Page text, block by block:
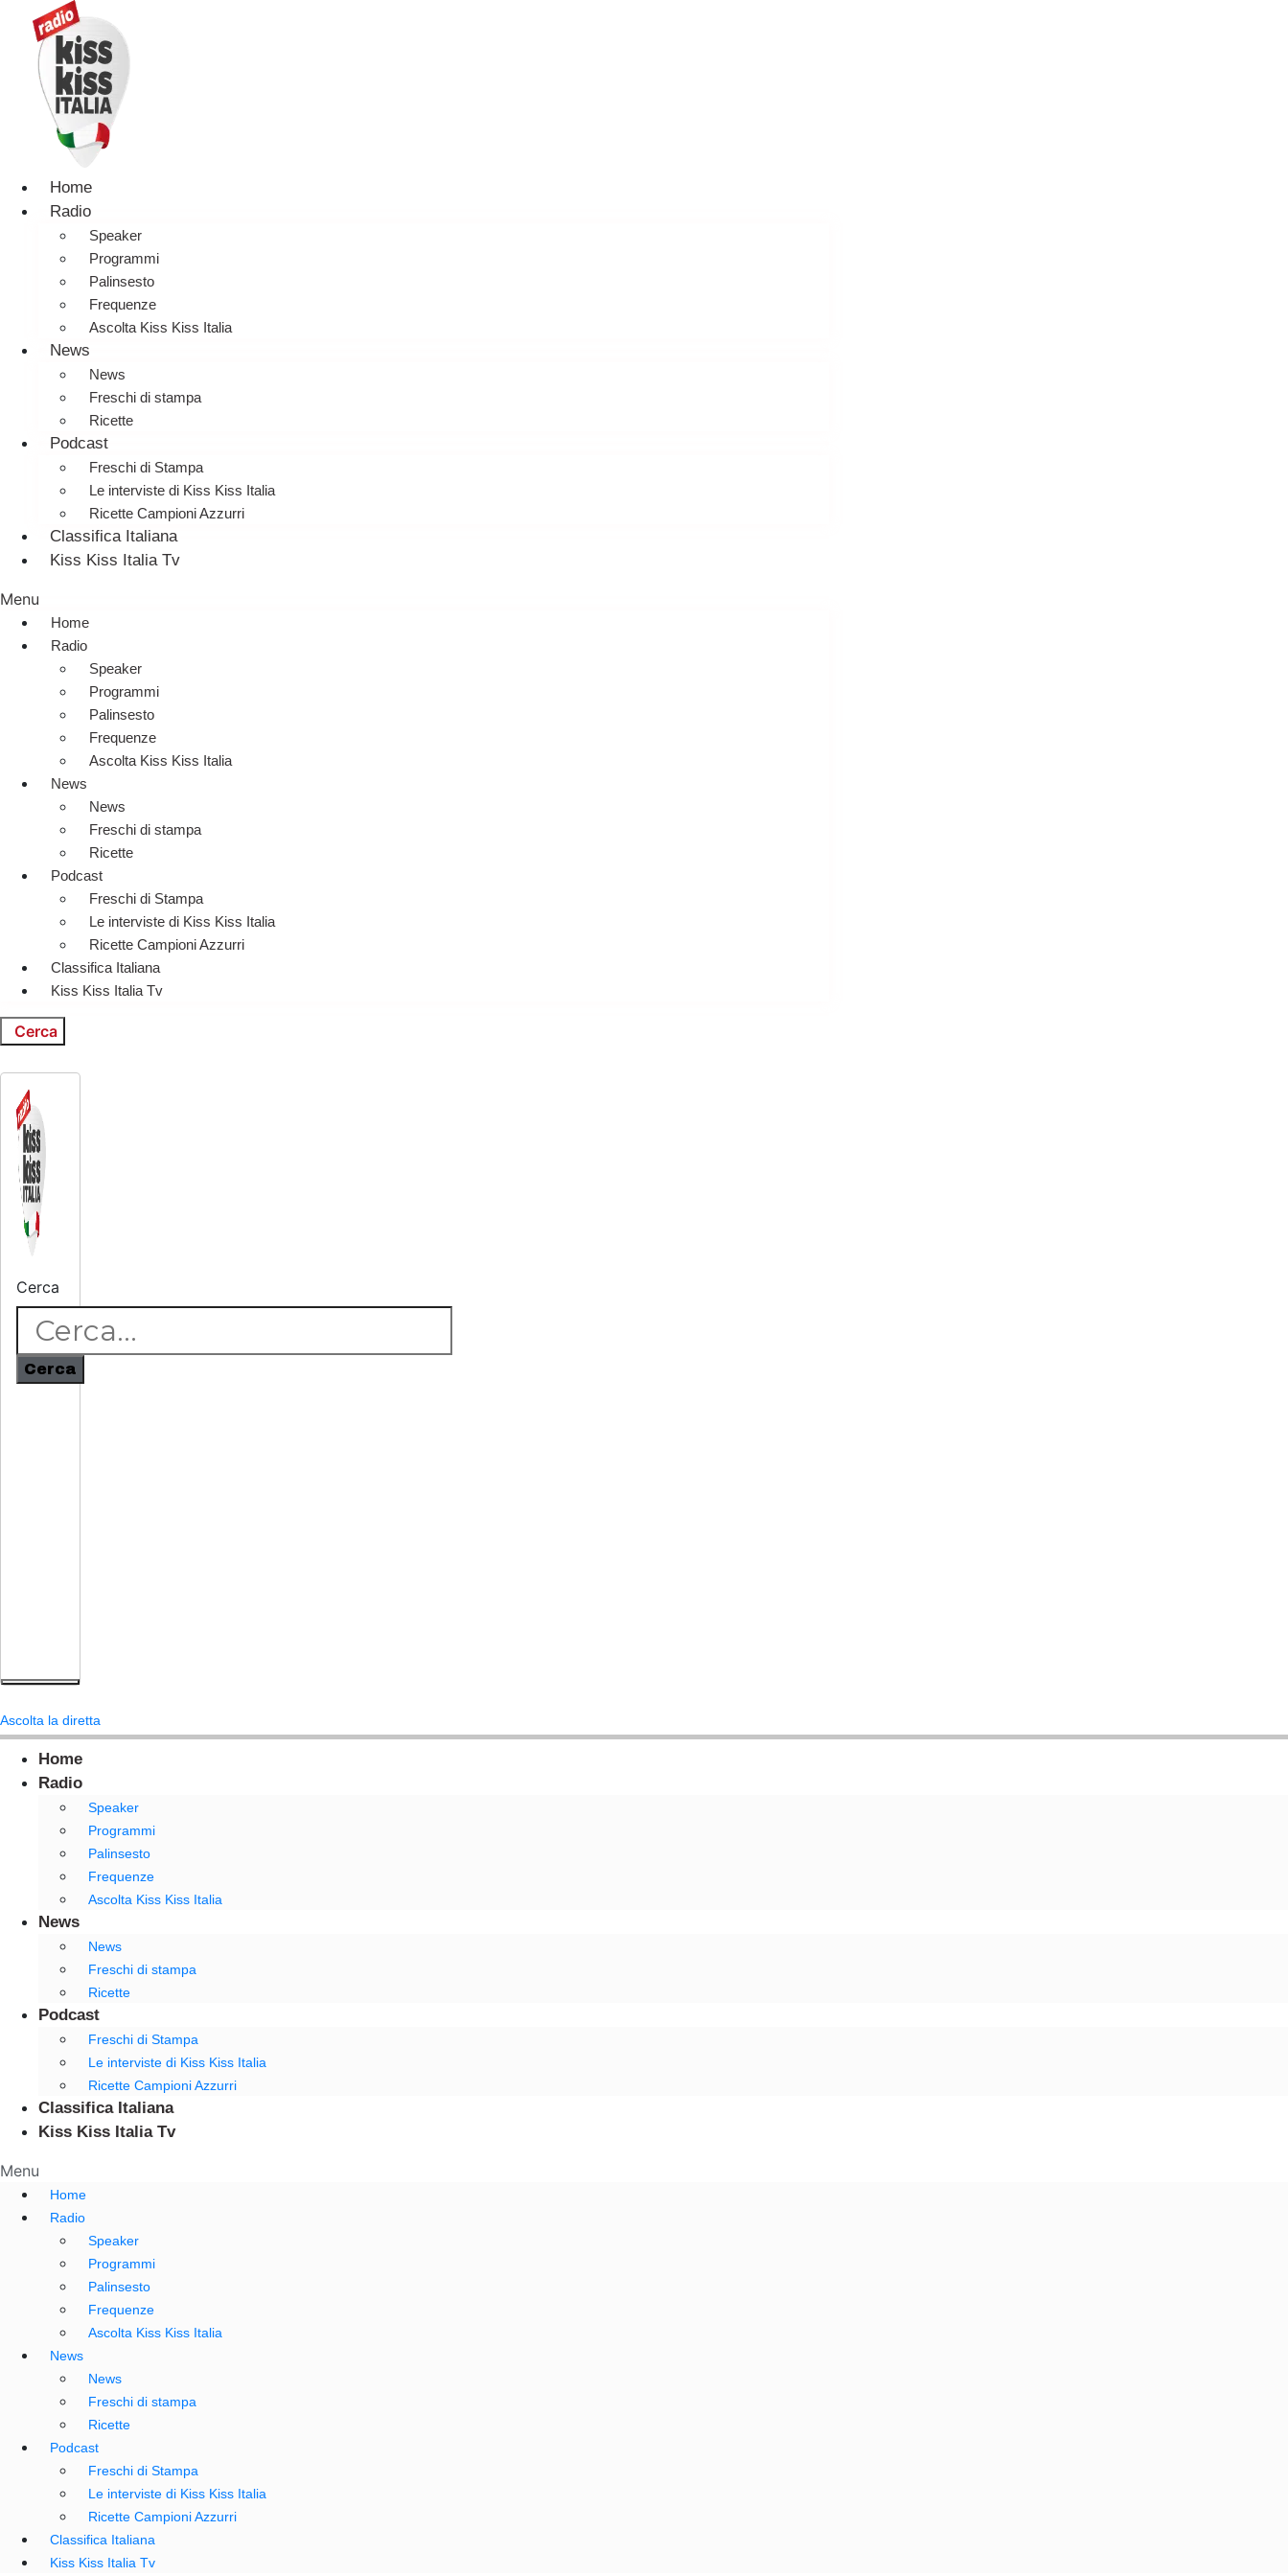
Home
Radio
Speaker
Programmi
Palinsesto
Frequenze
Ascolta Kiss Kiss Italia
News
News
Freschi di stampa
Ricette
Podcast
Freschi di Stampa
Le interviste di Kiss Kiss Italia
Ricette Campioni Azzurri
Classifica Italiana
Kiss Kiss Italia Tv
Menu
Home
Radio
Speaker
Programmi
Palinsesto
Frequenze
Ascolta Kiss Kiss Italia
News
News
Freschi di stampa
Ricette
Podcast
Freschi di Stampa
Le interviste di Kiss Kiss Italia
Ricette Campioni Azzurri
Classifica Italiana
Kiss Kiss Italia Tv
Cerca
Cerca
Cerca
Ascolta la diretta
Home
Radio
Speaker
Programmi
Palinsesto
Frequenze
Ascolta Kiss Kiss Italia
News
News
Freschi di stampa
Ricette
Podcast
Freschi di Stampa
Le interviste di Kiss Kiss Italia
Ricette Campioni Azzurri
Classifica Italiana
Kiss Kiss Italia Tv
Menu
Home
Radio
Speaker
Programmi
Palinsesto
Frequenze
Ascolta Kiss Kiss Italia
News
News
Freschi di stampa
Ricette
Podcast
Freschi di Stampa
Le interviste di Kiss Kiss Italia
Ricette Campioni Azzurri
Classifica Italiana
Kiss Kiss Italia Tv